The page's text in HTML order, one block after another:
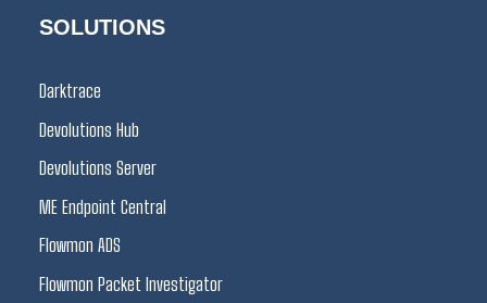
SOLUTIONS
Darktrace
Devolutions Hub
Devolutions Server
ME Endpoint Central
Flowmon ADS
Flowmon Packet Investigator